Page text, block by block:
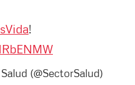
!
(@SectorSalud)